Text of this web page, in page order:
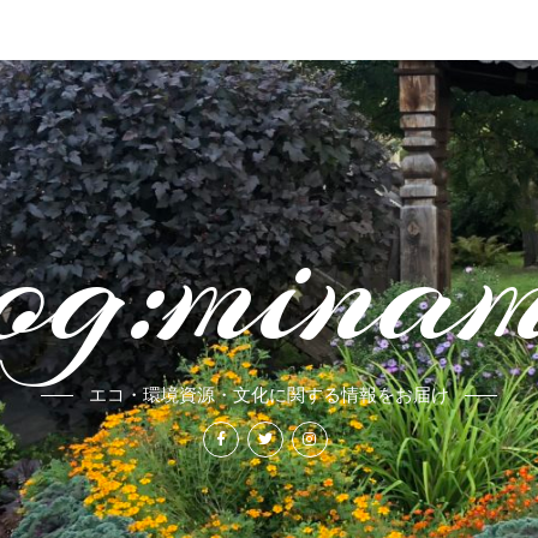
エコ・環境資源・文化に関する情報をお届け